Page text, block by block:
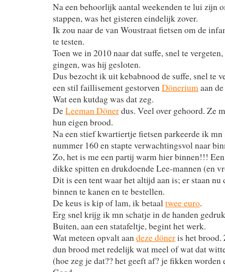
Na een behoorlijk aantal weekenden te lui zijn
stappen, was het gisteren eindelijk zover.
Ik zou naar de van Woustraat fietsen om de
te testen.
Toen we in 2010 naar dat suffe, snel te
gingen, was hij gesloten.
Dus bezocht ik uit kebabnood de suffe, snel te
een stil faillisement gestorvenDöneriumaan
Wat een kutdag was dat zeg.
DeLeeman Dönerdus. Veel over gehoord. Ze
hun eigen brood.
Na een stief kwartiertje fietsen parkeerde ik mn
nummer 160 en stapte verwachtingsvol naar
Zo, het is me een partij warm hier binnen!!!
dikke spitten en drukdoende Lee-mannen (en
Dit is een tent waar het altijd aan is; er staan
binnen te kanen en te bestellen.
De keus is kip of lam, ik betaaltwee euro.
Erg snel krijg ik mn schatje in de handen
Buiten, aan een statafeltje, begint het werk.
Wat meteen opvalt aandeze döneris het
dun brood met redelijk wat meel of wat dat
(hoe zeg je dat?? het geeft af? je fikken worden